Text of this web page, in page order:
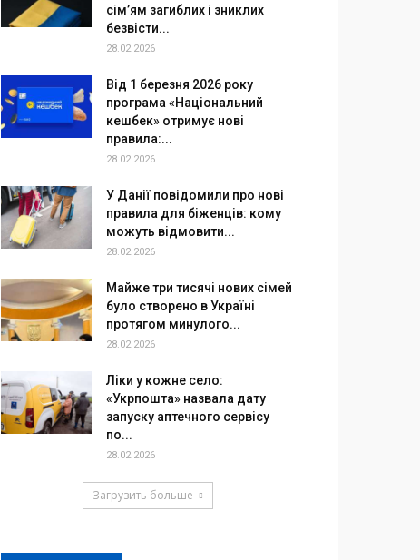
сім’ям загиблих і зниклих
безвісти...
28.02.2026
Від 1 березня 2026 року
програма «Національний
кешбек» отримує нові
правила:...
28.02.2026
У Данії повідомили про нові
правила для біженців: кому
можуть відмовити...
28.02.2026
Майже три тисячі нових сімей
було створено в Україні
протягом минулого...
28.02.2026
Ліки у кожне село:
«Укрпошта» назвала дату
запуску аптечного сервісу
по...
28.02.2026
Загрузить больше